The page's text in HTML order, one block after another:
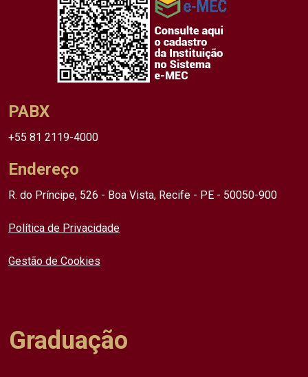
PABX
+55 81 2119-4000
Endereço
R. do Príncipe, 526 - Boa Vista, Recife - PE - 50050-900
Política de Privacidade
Gestão de Cookies
Graduação